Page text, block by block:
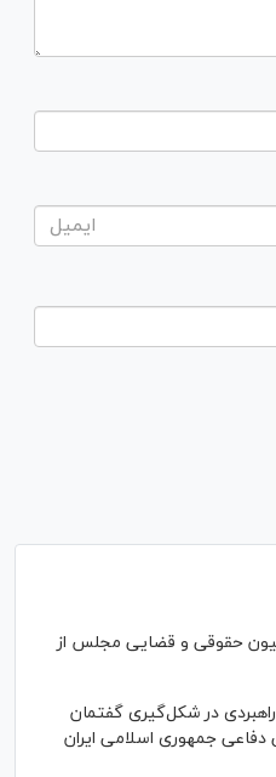
حقوقی و قضایی مجلس از
راهبردی در شکل‌گیری گفتمان
جمهوری اسلامی ایران